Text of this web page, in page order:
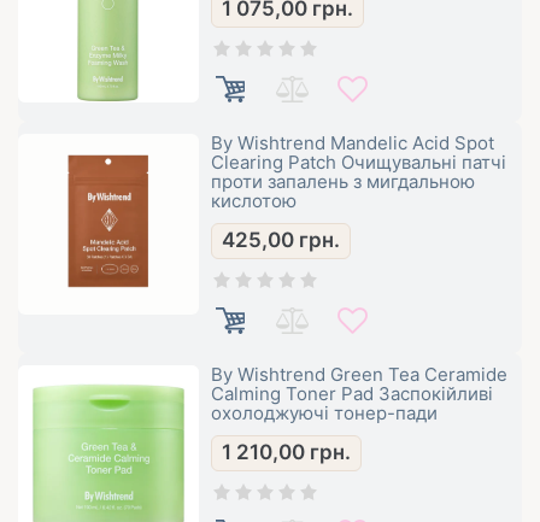
1 075,00 грн.
By Wishtrend Mandelic Acid Spot
Clearing Patch Очищувальні патчі
проти запалень з мигдальною
кислотою
425,00 грн.
By Wishtrend Green Tea Ceramide
Calming Toner Pad Заспокійливі
охолоджуючі тонер-пади
1 210,00 грн.